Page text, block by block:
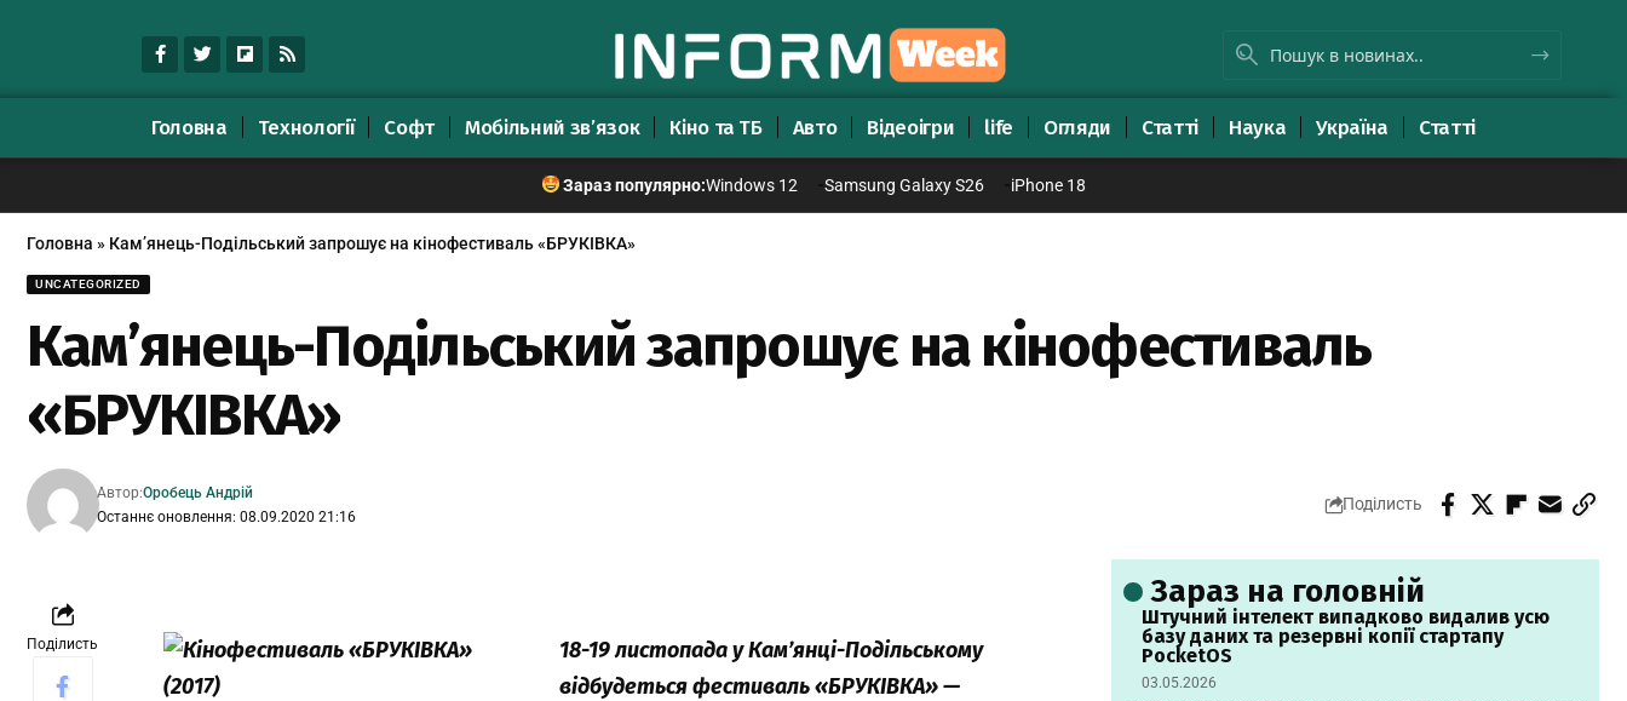
Головна Технології Софт Мобільний зв’язок Кіно та ТБ Авто Відеоігри life Огляди Статті Наука Україна Статті
Зараз популярно:Windows 12 Samsung Galaxy S26 iPhone 18
Головна » Кам’янець-Подільський запрошує на кінофестиваль «БРУКІВКА»
UNCATEGORIZED
Кам’янець-Подільський запрошує на кінофестиваль
«БРУКІВКА»
Останнє оновлення: 08.09.2020 21:16
Автор:Оробець Андрій
Поділисть
Поділисть
18-19 листопада у Кам’янці-Подільському
відбудеться фестиваль «БРУКІВКА» —
Зараз на головній
Штучний інтелект випадково видалив усю
базу даних та резервні копії стартапу
PocketOS
03.05.2026